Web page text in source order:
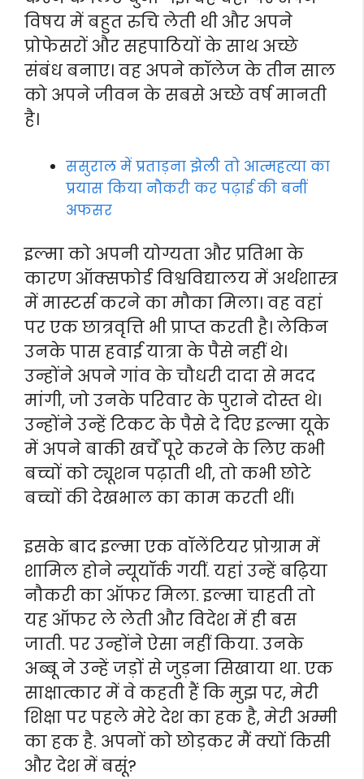
विषय में बहुत रुचि लेती थी और अपने
प्रोफेसरों और सहपाठियों के साथ अच्छे
संबंध बनाए। वह अपने कॉलेज के तीन साल
को अपने जीवन के सबसे अच्छे वर्ष मानती
है।
ससुराल में प्रताड़ना झेली तो आत्महत्या का
प्रयास किया नौकरी कर पढ़ाई की बनीं
अफसर
इल्मा को अपनी योग्यता और प्रतिभा के
कारण ऑक्सफोर्ड विश्वविद्यालय में अर्थशास्त्र
में मास्टर्स करने का मौका मिला। वह वहां
पर एक छात्रवृत्ति भी प्राप्त करती है। लेकिन
उनके पास हवाई यात्रा के पैसे नहीं थे।
उन्होंने अपने गांव के चौधरी दादा से मदद
मांगी, जो उनके परिवार के पुराने दोस्त थे।
उन्होंने उन्हें टिकट के पैसे दे दिए इल्मा यूके
में अपने बाकी खर्चें पूरे करने के लिए कभी
बच्चों को ट्यूशन पढ़ाती थी, तो कभी छोटे
बच्चों की देखभाल का काम करती थीं।
इसके बाद इल्मा एक वॉलेंटियर प्रोग्राम में
शामिल होने न्यूयॉर्क गयीं. यहां उन्हें बढ़िया
नौकरी का ऑफर मिला. इल्मा चाहती तो
यह ऑफर ले लेती और विदेश में ही बस
जाती. पर उन्होंने ऐसा नहीं किया. उनके
अब्बू ने उन्हें जड़ों से जुड़ना सिखाया था. एक
साक्षात्कार में वे कहती हैं कि मुझ पर, मेरी
शिक्षा पर पहले मेरे देश का हक है, मेरी अम्मी
का हक है. अपनों को छोड़कर मैं क्यों किसी
और देश में बसूं?